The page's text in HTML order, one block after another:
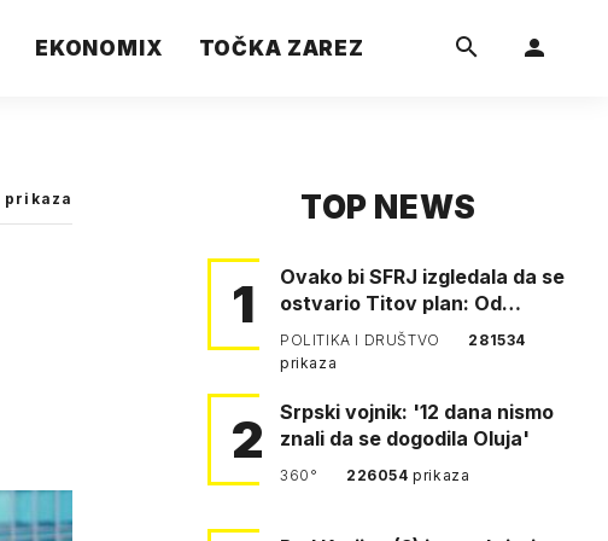
EKONOMIX TOČKA ZAREZ
prikaza TOP NEWS
1
Ovako bi SFRJ izgledala da se
ostvario Titov plan: Od
Klagenfurta do Istanbula!
POLITIKA I DRUŠTVO
281534
prikaza
2
Srpski vojnik: '12 dana nismo
znali da se dogodila Oluja'
360° 226054prikaza